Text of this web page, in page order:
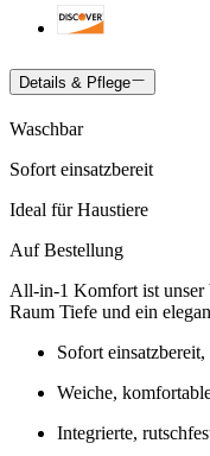
Details & Pflege
Waschbar
Sofort einsatzbereit
Ideal für Haustiere
Auf Bestellung
All-in-1 Komfort ist unser
Raum Tiefe und ein
Sofort
Weiche,
Integrierte,